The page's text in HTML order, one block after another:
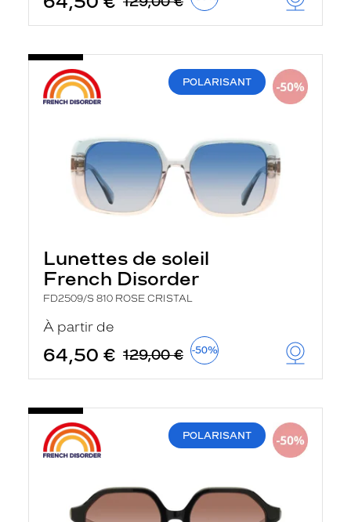
POLARISANT
Lunettes de soleil
French Disorder
FD2509/S 810 ROSE CRISTAL
À partir de
64,50 € 129,00 € -50%
POLARISANT